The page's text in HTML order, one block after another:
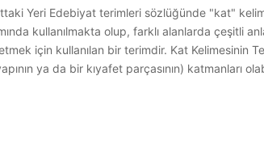
Yeri Edebiyat terimleri sözlüğünde "kat"
kullanılmakta olup, farklı alanlarda çeşitli
için kullanılan bir terimdir. Kat Kelimesinin
ya da bir kıyafet parçasının) katmanları